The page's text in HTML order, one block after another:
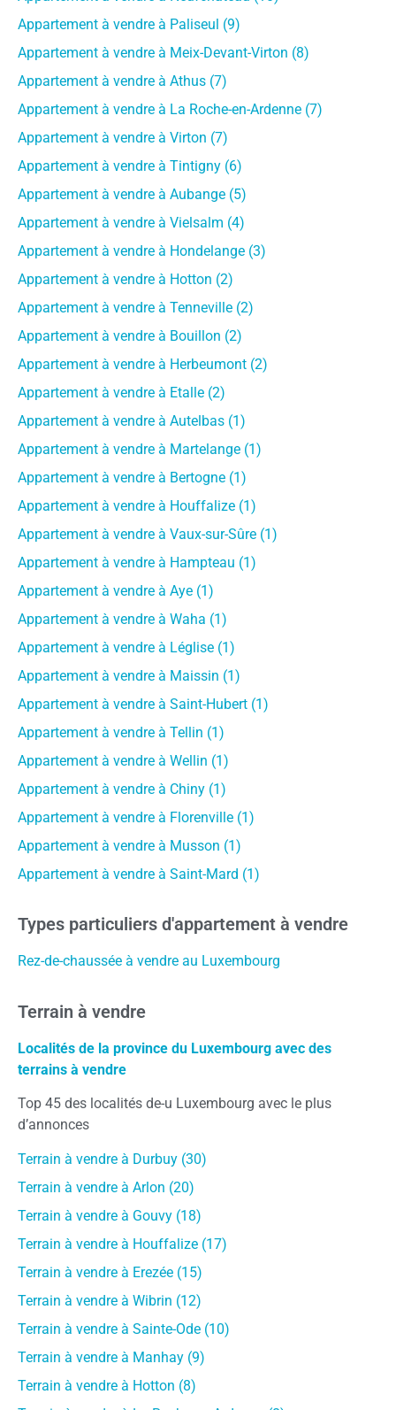
Appartement à vendre à Paliseul (9)
Appartement à vendre à Meix-Devant-Virton (8)
Appartement à vendre à Athus (7)
Appartement à vendre à La Roche-en-Ardenne (7)
Appartement à vendre à Virton (7)
Appartement à vendre à Tintigny (6)
Appartement à vendre à Aubange (5)
Appartement à vendre à Vielsalm (4)
Appartement à vendre à Hondelange (3)
Appartement à vendre à Hotton (2)
Appartement à vendre à Tenneville (2)
Appartement à vendre à Bouillon (2)
Appartement à vendre à Herbeumont (2)
Appartement à vendre à Etalle (2)
Appartement à vendre à Autelbas (1)
Appartement à vendre à Martelange (1)
Appartement à vendre à Bertogne (1)
Appartement à vendre à Houffalize (1)
Appartement à vendre à Vaux-sur-Sûre (1)
Appartement à vendre à Hampteau (1)
Appartement à vendre à Aye (1)
Appartement à vendre à Waha (1)
Appartement à vendre à Léglise (1)
Appartement à vendre à Maissin (1)
Appartement à vendre à Saint-Hubert (1)
Appartement à vendre à Tellin (1)
Appartement à vendre à Wellin (1)
Appartement à vendre à Chiny (1)
Appartement à vendre à Florenville (1)
Appartement à vendre à Musson (1)
Appartement à vendre à Saint-Mard (1)
Types particuliers d'appartement à vendre
Rez-de-chaussée à vendre au Luxembourg
Terrain à vendre
Localités de la province du Luxembourg avec des
terrains à vendre
Top 45 des localités de-u Luxembourg avec le plus
d’annonces
Terrain à vendre à Durbuy (30)
Terrain à vendre à Arlon (20)
Terrain à vendre à Gouvy (18)
Terrain à vendre à Houffalize (17)
Terrain à vendre à Erezée (15)
Terrain à vendre à Wibrin (12)
Terrain à vendre à Sainte-Ode (10)
Terrain à vendre à Manhay (9)
Terrain à vendre à Hotton (8)